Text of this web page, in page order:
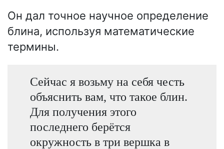
Он дал точное научное определение
блина, используя математические
термины.
Сейчас я возьму на себя честь
объяснить вам, что такое блин.
Для получения этого
последнего берётся
окружность в три вершка в